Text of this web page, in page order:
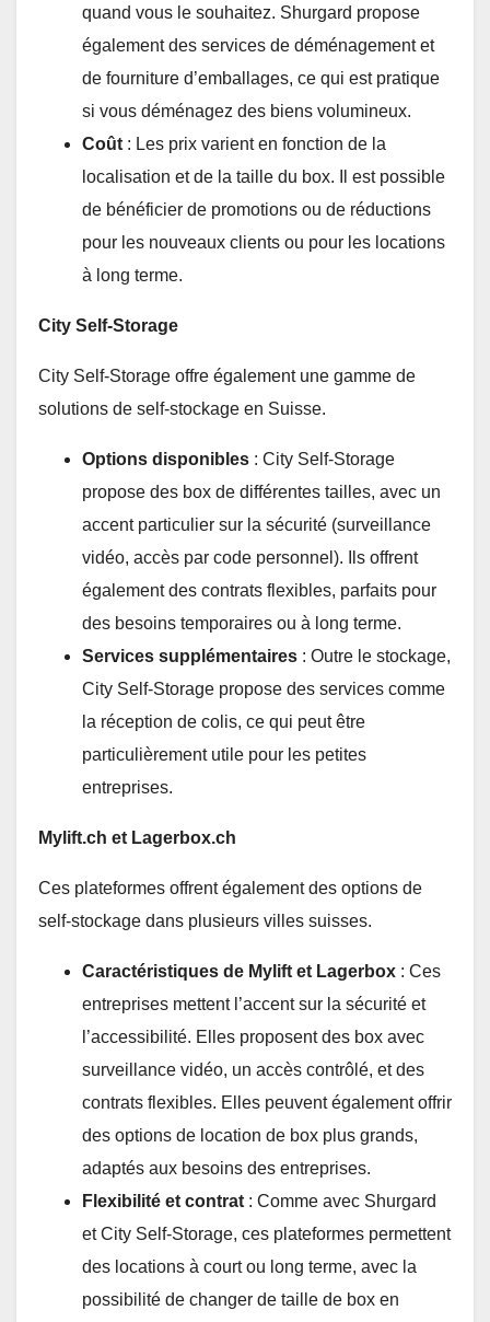
quand vous le souhaitez. Shurgard propose
également des services de déménagement et
de fourniture d’emballages, ce qui est pratique
si vous déménagez des biens volumineux.
Coût : Les prix varient en fonction de la
localisation et de la taille du box. Il est possible
de bénéficier de promotions ou de réductions
pour les nouveaux clients ou pour les locations
à long terme.
City Self-Storage
City Self-Storage offre également une gamme de
solutions de self-stockage en Suisse.
Options disponibles : City Self-Storage
propose des box de différentes tailles, avec un
accent particulier sur la sécurité (surveillance
vidéo, accès par code personnel). Ils offrent
également des contrats flexibles, parfaits pour
des besoins temporaires ou à long terme.
Services supplémentaires : Outre le stockage,
City Self-Storage propose des services comme
la réception de colis, ce qui peut être
particulièrement utile pour les petites
entreprises.
Mylift.ch et Lagerbox.ch
Ces plateformes offrent également des options de
self-stockage dans plusieurs villes suisses.
Caractéristiques de Mylift et Lagerbox : Ces
entreprises mettent l’accent sur la sécurité et
l’accessibilité. Elles proposent des box avec
surveillance vidéo, un accès contrôlé, et des
contrats flexibles. Elles peuvent également offrir
des options de location de box plus grands,
adaptés aux besoins des entreprises.
Flexibilité et contrat : Comme avec Shurgard
et City Self-Storage, ces plateformes permettent
des locations à court ou long terme, avec la
possibilité de changer de taille de box en